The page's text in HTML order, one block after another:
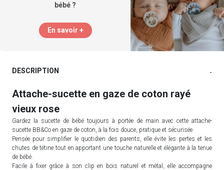
bébé ?
En savoir +
DESCRIPTION -
Attache-sucette en gaze de coton rayé
vieux rose
Gardez la sucette de bébé toujours à portée de main avec cette attache-
sucette BB&Co en gaze de coton, à la fois douce, pratique et sécurisée.
Pensée pour simplifier le quotidien des parents, elle évite les pertes et les
chutes de tétine tout en apportant une touche naturelle et élégante à la tenue
de bébé.
Facile à fixer grâce à son clip en bois naturel et métal, elle accompagne